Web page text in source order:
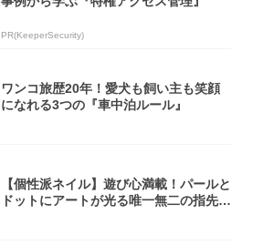
PR(KeeperSecurity)
ワンコ旅歴20年！愛犬も飼い主も笑顔
になれる3つの『車中泊ルール』
【個性派ネイル】遊び心満載！パールと
ドットにアートが光る唯一無二の指先が